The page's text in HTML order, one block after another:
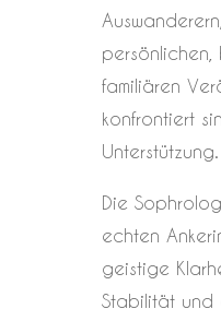
familiären
konfrontiert
Unterstützung.
Die
echten
geistige
Stabilität und